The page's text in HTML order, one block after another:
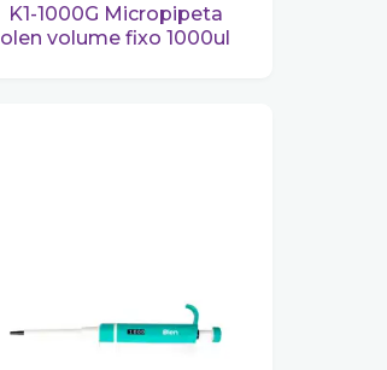
K1-1000G Micropipeta
olen volume fixo 1000ul